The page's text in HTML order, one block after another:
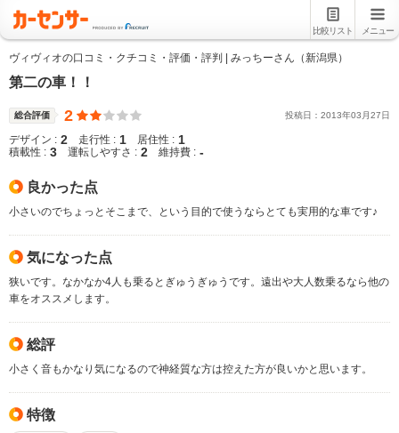
比較リスト メニュー
ヴィヴィオの口コミ・クチコミ・評価・評判 | みっちーさん（新潟県）
第二の車！！
総合評価 2 投稿日： 2013年03 月27日
デザイン : 2 走行性 : 1 居住性 : 1
積載性 : 3 運転しやすさ : 2 維持費 : -
良かった点
小さいのでちょっとそこまで、という目的で使うならとても実用的な車です♪
気になった点
狭いです。なかなか4人も乗るとぎゅうぎゅうです。遠出や大人数乗るなら他の
車をオススメします。
総評
小さく音もかなり気になるので神経質な方は控えた方が良いかと思います。
特徴